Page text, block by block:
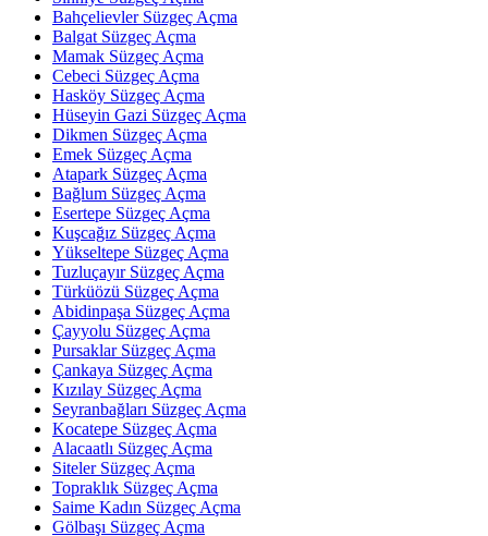
Bahçelievler Süzgeç Açma
Balgat Süzgeç Açma
Mamak Süzgeç Açma
Cebeci Süzgeç Açma
Hasköy Süzgeç Açma
Hüseyin Gazi Süzgeç Açma
Dikmen Süzgeç Açma
Emek Süzgeç Açma
Atapark Süzgeç Açma
Bağlum Süzgeç Açma
Esertepe Süzgeç Açma
Kuşcağız Süzgeç Açma
Yükseltepe Süzgeç Açma
Tuzluçayır Süzgeç Açma
Türküözü Süzgeç Açma
Abidinpaşa Süzgeç Açma
Çayyolu Süzgeç Açma
Pursaklar Süzgeç Açma
Çankaya Süzgeç Açma
Kızılay Süzgeç Açma
Seyranbağları Süzgeç Açma
Kocatepe Süzgeç Açma
Alacaatlı Süzgeç Açma
Siteler Süzgeç Açma
Topraklık Süzgeç Açma
Saime Kadın Süzgeç Açma
Gölbaşı Süzgeç Açma